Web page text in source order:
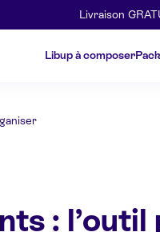
Livraison
Libup à composer
: